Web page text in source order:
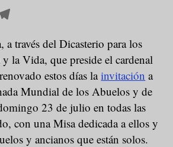
a través del Dicasterio para los
la Vida, que preside el cardenal
estos días lainvitación a
Mundial de los Abuelos y de
23 de julio en todas las
con una Misa dedicada a ellos y
y ancianos que están solos.